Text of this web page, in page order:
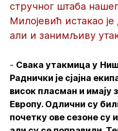
стручног штаба
Милојевић истакао
али и занимљиву
- Свака утакмица у
Раднички је сјајна
висок пласман и имају
Европу. Одлични су
почетку ове сезоне су